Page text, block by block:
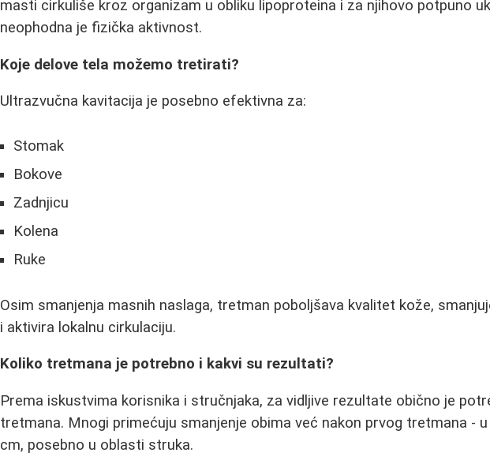
masti cirkuliše kroz organizam u obliku lipoproteina i za njihovo potpuno
neophodna je fizička aktivnost.
Koje delove tela možemo tretirati?
Ultrazvučna kavitacija je posebno efektivna za:
Stomak
Bokove
Zadnjicu
Kolena
Ruke
Osim smanjenja masnih naslaga, tretman poboljšava kvalitet kože,
i aktivira lokalnu cirkulaciju.
Koliko tretmana je potrebno i kakvi su rezultati?
Prema iskustvima korisnika i stručnjaka, za vidljive rezultate obično je
tretmana. Mnogi primećuju smanjenje obima već nakon prvog tretmana -
cm, posebno u oblasti struka.